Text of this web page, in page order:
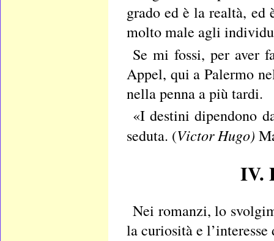
grado ed è la realtà,
molto male agli
Se mi fossi, per aver
Appel, qui a Palermo
nella penna a più tardi.
«I destini dipendono
seduta. (Victor Hugo)
IV.
Nei romanzi, lo
la curiosità e